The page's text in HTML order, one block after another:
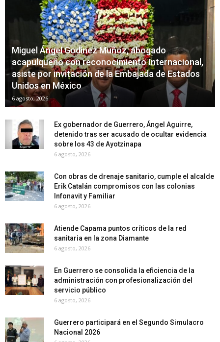
Miguel Ángel Godínez Muñoz, abogado
acapulqueño con reconocimiento Internacional,
asiste por invitación de la Embajada de Estados
Unidos en México
6 agosto, 2026
Ex gobernador de Guerrero, Ángel Aguirre,
detenido tras ser acusado de ocultar evidencia
sobre los 43 de Ayotzinapa
6 agosto, 2026
Con obras de drenaje sanitario, cumple el alcalde
Erik Catalán compromisos con las colonias
Infonavit y Familiar
6 agosto, 2026
Atiende Capama puntos críticos de la red
sanitaria en la zona Diamante
6 agosto, 2026
En Guerrero se consolida la eficiencia de la
administración con profesionalización del
servicio público
6 agosto, 2026
Guerrero participará en el Segundo Simulacro
Nacional 2026